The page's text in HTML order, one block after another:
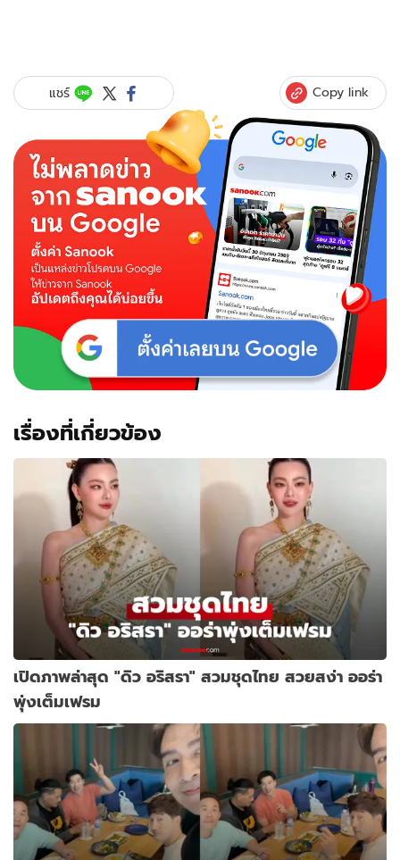
แชร์ Copy link
เรื่องที่เกี่ยวข้อง
เปิดภาพล่าสุด "ดิว อริสรา" สวมชุดไทย สวยสง่า ออร่า
พุ่งเต็มเฟรม